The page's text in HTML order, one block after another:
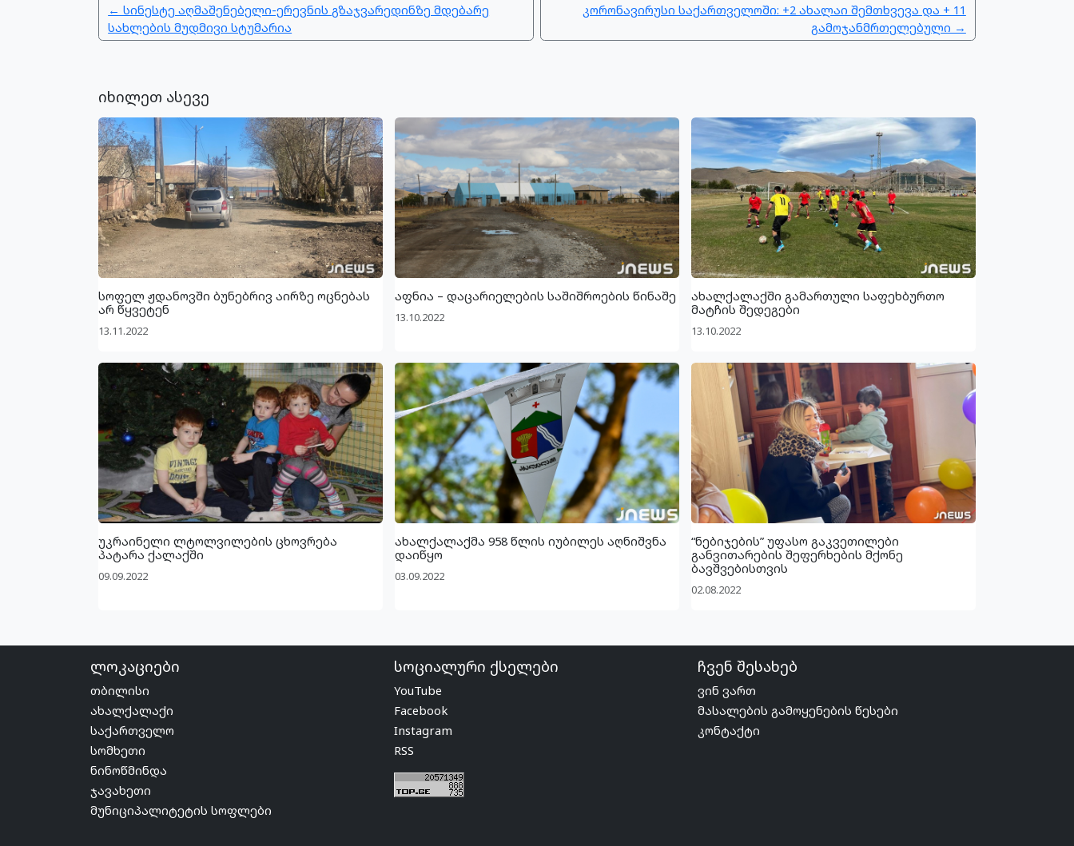
← სინესტე აღმაშენებელი-ერევნის გზაჯვარედინზე მდებარე
სახლების მუდმივი სტუმარია
კორონავირუსი საქართველოში: +2 ახალაი შემთხვევა და + 11
გამოჯანმრთელებული →
იხილეთ ასევე
სოფელ ჟდანოვში ბუნებრივ აირზე ოცნებას
არ წყვეტენ
13.11.2022
აფნია – დაცარიელების საშიშროების წინაშე
13.10.2022
ახალქალაქში გამართული საფეხბურთო
მატჩის შედეგები
13.10.2022
უკრაინელი ლტოლვილების ცხოვრება
პატარა ქალაქში
09.09.2022
ახალქალაქმა 958 წლის იუბილეს აღნიშვნა
დაიწყო
03.09.2022
“ნებიჯების” უფასო გაკვეთილები
განვითარების შეფერხების მქონე
ბავშვებისთვის
02.08.2022
ლოკაციები
თბილისი
ახალქალაქი
საქართველო
სომხეთი
ნინოწმინდა
ჯავახეთი
მუნიციპალიტეტის სოფლები
სოციალური ქსელები
YouTube
Facebook
Instagram
RSS
ჩვენ შესახებ
ვინ ვართ
მასალების გამოყენების წესები
კონტაქტი